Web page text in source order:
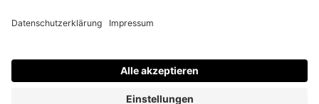
(Spektrum). Abgabe nur in haushaltsüblichen Mengen. Zwischenverkauf,
Euro eingesetzt werden.